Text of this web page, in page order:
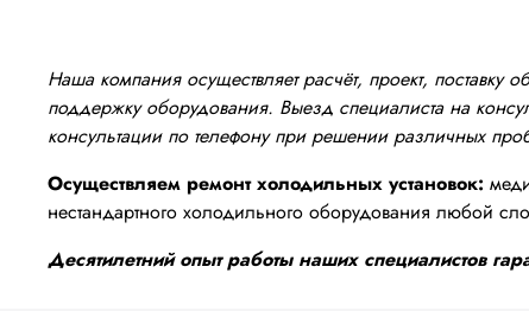
Наша компания осуществляет расчёт, проект,
поддержку оборудования. Выезд специалиста на
консультации по телефону при решении различных
Осуществляем ремонт холодильных установок:
нестандартного холодильного оборудования любой
Десятилетний опыт работы наших специалистов